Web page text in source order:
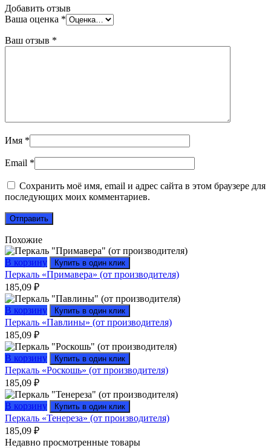
Добавить отзыв
Ваша оценка *
Ваш отзыв *
Имя *
Email *
Сохранить моё имя, email и адрес сайта в этом браузере для
последующих моих комментариев.
Похожие
В корзину Купить в один клик
Перкаль «Примавера» (от производителя)
185,09 ₽
В корзину Купить в один клик
Перкаль «Павлины» (от производителя)
185,09 ₽
В корзину Купить в один клик
Перкаль «Роскошь» (от производителя)
185,09 ₽
В корзину Купить в один клик
Перкаль «Тенереза» (от производителя)
185,09 ₽
Недавно просмотренные товары